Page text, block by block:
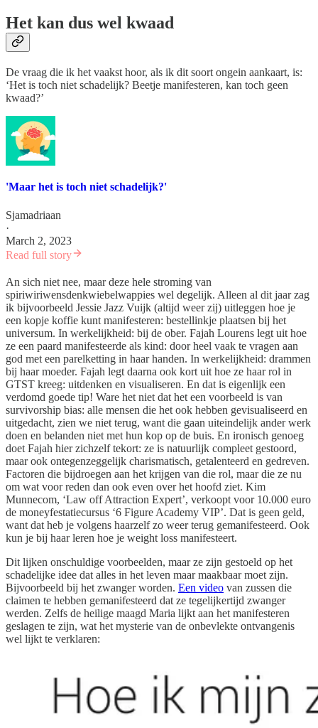
Het kan dus wel kwaad
De vraag die ik het vaakst hoor, als ik dit soort ongein aankaart, is:
‘Het is toch niet schadelijk? Beetje manifesteren, kan toch geen
kwaad?’
'Maar het is toch niet schadelijk?'
Sjamadriaan
·
March 2, 2023
Read full story
An sich niet nee, maar deze hele stroming van
spiriwiriwensdenkwiebelwappies wel degelijk. Alleen al dit jaar zag
ik bijvoorbeeld Jessie Jazz Vuijk (altijd weer zij) uitleggen hoe je
een kopje koffie kunt manifesteren: bestellinkje plaatsen bij het
universum. In werkelijkheid: bij de ober. Fajah Lourens legt uit hoe
ze een paard manifesteerde als kind: door heel vaak te vragen aan
god met een parelketting in haar handen. In werkelijkheid: drammen
bij haar moeder. Fajah legt daarna ook kort uit hoe ze haar rol in
GTST kreeg: uitdenken en visualiseren. En dat is eigenlijk een
verdomd goede tip! Ware het niet dat het een voorbeeld is van
survivorship bias: alle mensen die het ook hebben gevisualiseerd en
uitgedacht, zien we niet terug, want die gaan uiteindelijk ander werk
doen en belanden niet met hun kop op de buis. En ironisch genoeg
doet Fajah hier zichzelf tekort: ze is natuurlijk compleet gestoord,
maar ook ontegenzeggelijk charismatisch, getalenteerd en gedreven.
Factoren die bijdroegen aan het krijgen van die rol, maar die ze nu
om wat voor reden dan ook even over het hoofd ziet. Kim
Munnecom, ‘Law off Attraction Expert’, verkoopt voor 10.000 euro
de moneyfestatiecursus ‘6 Figure Academy VIP’. Dat is geen geld,
want dat heb je volgens haarzelf zo weer terug gemanifesteerd. Ook
kun je bij haar leren hoe je weight loss manifesteert.
Dit lijken onschuldige voorbeelden, maar ze zijn gestoeld op het
schadelijke idee dat alles in het leven maar maakbaar moet zijn.
Bijvoorbeeld bij het zwanger worden. Een video van zussen die
claimen te hebben gemanifesteerd dat ze tegelijkertijd zwanger
werden. Zelfs de heilige maagd Maria lijkt aan het manifesteren
geslagen te zijn, wat het mysterie van de onbevlekte ontvangenis
wel lijkt te verklaren: